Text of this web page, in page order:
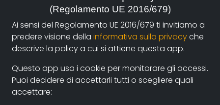
autori e i fruitori attraverso la nuova piattaforma di
streaming on-line e operazioni di partnership con sale
cinematografiche e circuiti televisivi. La collaborazione
diretta con gli autori assicurerà il continuo
ampliamento dell’archivio durante i prossimi anni
assicurando una proposta sempre più variegata e
multiculturale.
(Regolamento UE 2016/679)
Ai sensi del Regolamento UE 2016/679 ti invitiamo a
predere visione della informativa sulla privacyche
descrive la policy a cui si attiene questa app.
Questo app usa i cookie per monitorare gli accessi.
Puoi decidere di accettarli tutti o scegliere quali
accettare: